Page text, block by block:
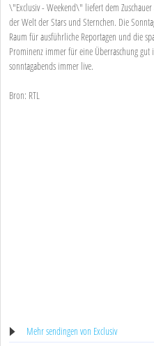
\"Exclusiv - Weekend\" liefert dem
der Welt der Stars und Sternchen. Die
Raum für ausführliche Reportagen und die
Prominenz immer für eine Überraschung
sonntagabends immer live.
Bron: RTL
Mehr sendingen von Exclusiv